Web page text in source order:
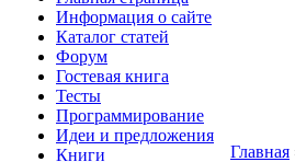
Информация о сайте
Каталог статей
Форум
Гостевая книга
Тесты
Программирование
Идеи и предложения
Книги
Главная